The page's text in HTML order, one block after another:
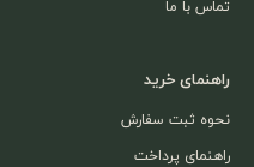
تماس با ما
راهنمای خرید
نحوه ثبت سفارش
راهنمای پرداخت